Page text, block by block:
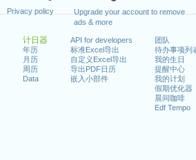
Privacy policy
Upgrade your account to remove
ads & more
计日器
年历
月历
周历
Data
API for developers
标准Excel导出
自定义Excel导出
导出PDF日历
嵌入小部件
团队
待办事项列
我的生日
提醒中心
我的计划
假期优化器
晨间咖啡
Edf Tempo